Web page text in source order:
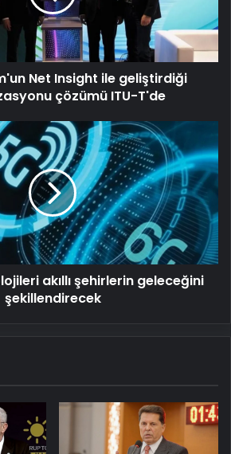
Net Insight ile geliştirdiği
çözümü ITU-T'de
akıllı şehirlerin geleceğini
şekillendirecek